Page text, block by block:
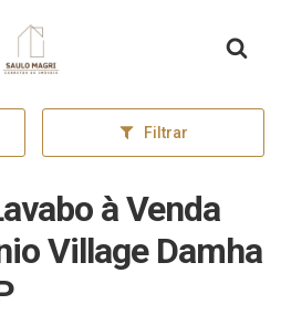
Página inicial
Filtrar
à Venda
Village Damha